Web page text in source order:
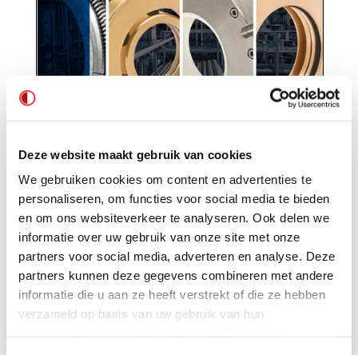
Deze website maakt gebruik van cookies
We gebruiken cookies om content en advertenties te
personaliseren, om functies voor social media te bieden
en om ons websiteverkeer te analyseren. Ook delen we
informatie over uw gebruik van onze site met onze
partners voor social media, adverteren en analyse. Deze
partners kunnen deze gegevens combineren met andere
informatie die u aan ze heeft verstrekt of die ze hebben
verzameld op basis van uw gebruik van hun
Productcategorieën